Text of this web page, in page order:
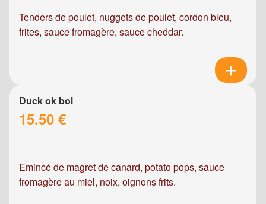
Tenders de poulet, nuggets de poulet, cordon bleu,
frites, sauce fromagère, sauce cheddar.
Duck ok bol
15.50 €
Emincé de magret de canard, potato pops, sauce
fromagère au miel, noix, oignons frits.